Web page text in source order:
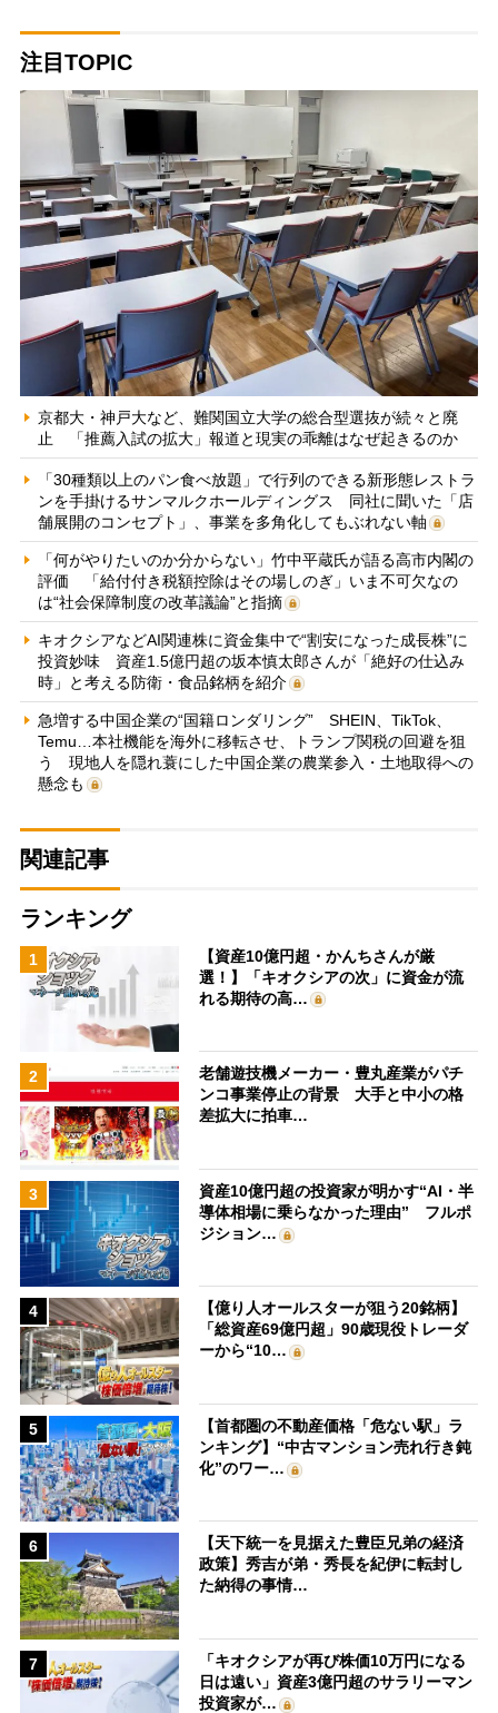
注目TOPIC
京都大・神戸大など、難関国立大学の総合型選抜が続々と廃
止 「推薦入試の拡大」報道と現実の乖離はなぜ起きるのか
「30種類以上のパン食べ放題」で行列のできる新形態レストラ
ンを手掛けるサンマルクホールディングス 同社に聞いた「店
舗展開のコンセプト」、事業を多角化してもぶれない軸
「何がやりたいのか分からない」竹中平蔵氏が語る高市内閣の
評価 「給付付き税額控除はその場しのぎ」いま不可欠なの
は“社会保障制度の改革議論”と指摘
キオクシアなどAI関連株に資金集中で“割安になった成長株”に
投資妙味 資産1.5億円超の坂本慎太郎さんが「絶好の仕込み
時」と考える防衛・食品銘柄を紹介
急増する中国企業の“国籍ロンダリング” SHEIN、TikTok、
Temu…本社機能を海外に移転させ、トランプ関税の回避を狙
う 現地人を隠れ蓑にした中国企業の農業参入・土地取得への
懸念も
関連記事
ランキング
1
【資産10億円超・かんちさんが厳
選！】「キオクシアの次」に資金が流
れる期待の高…
2
老舗遊技機メーカー・豊丸産業がパチ
ンコ事業停止の背景 大手と中小の格
差拡大に拍車…
3
資産10億円超の投資家が明かす“AI・半
導体相場に乗らなかった理由” フルポ
ジション…
4
【億り人オールスターが狙う20銘柄】
「総資産69億円超」90歳現役トレーダ
ーから“10…
5
【首都圏の不動産価格「危ない駅」ラ
ンキング】“中古マンション売れ行き鈍
化”のワー…
6
【天下統一を見据えた豊臣兄弟の経済
政策】秀吉が弟・秀長を紀伊に転封し
た納得の事情…
7
「キオクシアが再び株価10万円になる
日は遠い」資産3億円超のサラリーマン
投資家が…